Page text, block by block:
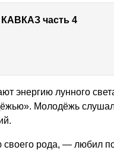
часть 4
энергию лунного
Молодёжь
рода, — любил